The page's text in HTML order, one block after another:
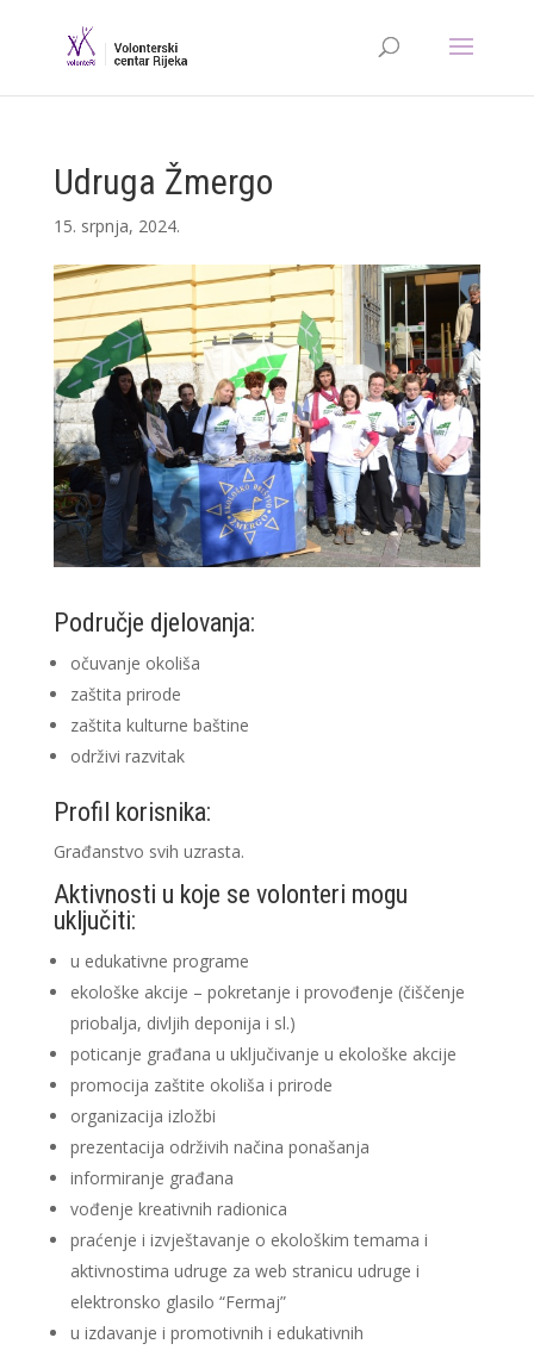
Udruga Žmergo
15. srpnja, 2024.
Područje djelovanja:
očuvanje okoliša
zaštita prirode
zaštita kulturne baštine
održivi razvitak
Profil korisnika:
Građanstvo svih uzrasta.
Aktivnosti u koje se volonteri mogu
uključiti:
u edukativne programe
ekološke akcije – pokretanje i provođenje (čiščenje
priobalja, divljih deponija i sl.)
poticanje građana u uključivanje u ekološke akcije
promocija zaštite okoliša i prirode
organizacija izložbi
prezentacija održivih načina ponašanja
informiranje građana
vođenje kreativnih radionica
praćenje i izvještavanje o ekološkim temama i
aktivnostima udruge za web stranicu udruge i
elektronsko glasilo “Fermaj”
u izdavanje i promotivnih i edukativnih